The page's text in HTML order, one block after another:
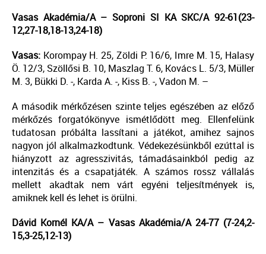
Vasas Akadémia/A – Soproni SI KA SKC/A 92-61(23-
12,27-18,18-13,24-18)
Vasas: Korompay H. 25, Zöldi P. 16/6, Imre M. 15, Halasy
Ö. 12/3, Szöllősi B. 10, Maszlag T. 6, Kovács L. 5/3, Müller
M. 3, Bükki D. -, Karda A. -, Kiss B. -, Vadon M. –
A második mérkőzésen szinte teljes egészében az előző
mérkőzés forgatókönyve ismétlődött meg. Ellenfelünk
tudatosan próbálta lassítani a játékot, amihez sajnos
nagyon jól alkalmazkodtunk. Védekezésünkből ezúttal is
hiányzott az agresszivitás, támadásainkból pedig az
intenzitás és a csapatjáték. A számos rossz vállalás
mellett akadtak nem várt egyéni teljesítmények is,
amiknek kell és lehet is örülni.
Dávid Kornél KA/A – Vasas Akadémia/A 24-77 (7-24,2-
15,3-25,12-13)